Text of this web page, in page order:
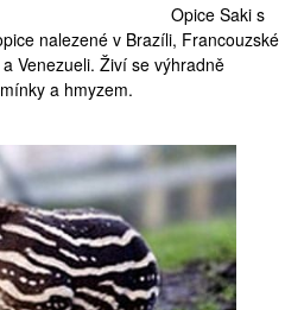
Opice Saki s
nalezené v Brazíli, Francouzské
Venezueli. Živí se výhradně
a hmyzem.